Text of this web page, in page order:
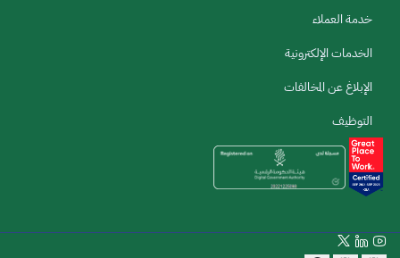
خدمة العملاء
الخدمات الإلكترونية
الإبلاغ عن المخالفات
التوظيف